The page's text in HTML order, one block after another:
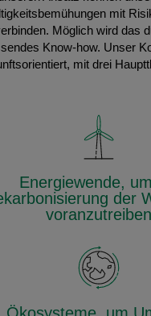
mit
Möglich wird das
Know-how. Unser
mit drei
Energiewende,
der
voranzutreiben
Ökosysteme, um